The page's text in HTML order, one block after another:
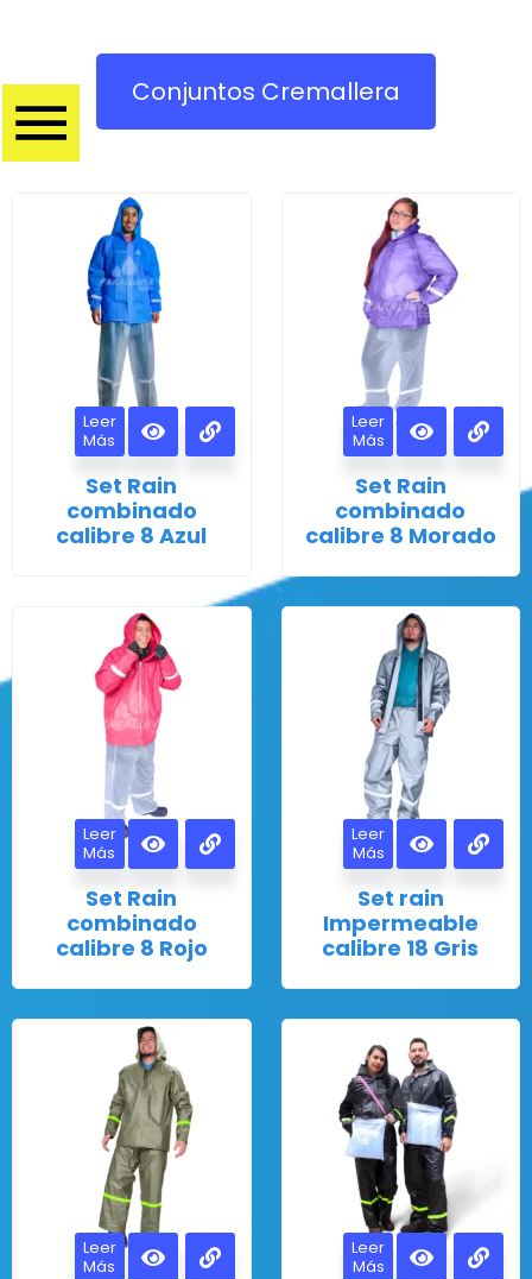
Conjuntos Cremallera
Leer
Más
Set Rain
combinado
calibre 8 Azul
Leer
Más
Set Rain
combinado
calibre 8 Morado
Leer
Más
Set Rain
combinado
calibre 8 Rojo
Leer
Más
Set rain
Impermeable
calibre 18 Gris
Leer
Más
Leer
Más